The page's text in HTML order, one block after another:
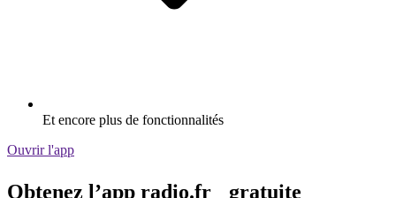
Et encore plus de fonctionnalités
Ouvrir l'app
Obtenez l’app radio.fr gratuite